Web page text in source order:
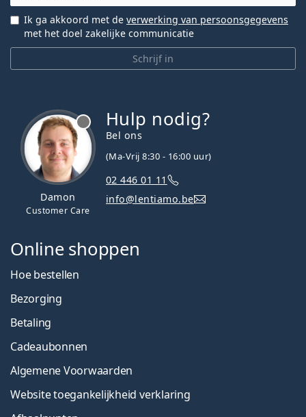
Schrijf in
Ik ga akkoord met de verwerking van persoonsgegevens
met het doel zakelijke communicatie
Damon
Customer Care
Hulp nodig?
Bel ons
(Ma-Vrij 8:30 - 16:00 uur)
02 446 01 11
info@lentiamo.be
Online shoppen
Hoe bestellen
Bezorging
Betaling
Cadeaubonnen
Algemene Voorwaarden
Website toegankelijkheid verklaring